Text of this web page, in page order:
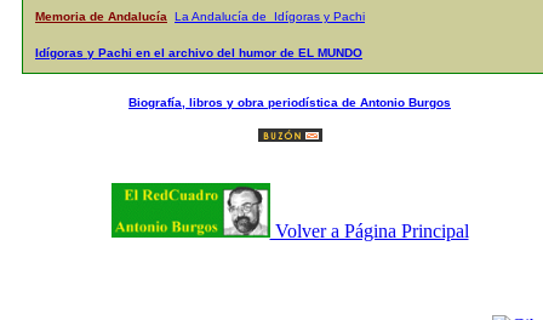
Memoria de Andalucía La Andalucía de Idígoras y Pachi
Idígoras y Pachi en el archivo del humor de EL MUNDO
Biografía, libros y obra periodística de Antonio Burgos
Volver a Página Principal